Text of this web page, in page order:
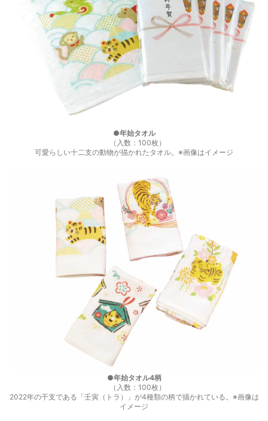
●年始タオル
（入数：100枚）
可愛らしい十二支の動物が描かれたタオル。※画像はイメージ
●年始タオル4柄
（入数：100枚）
2022年の干支である「壬寅（トラ）」が4種類の柄で描かれている。※画像は
イメージ